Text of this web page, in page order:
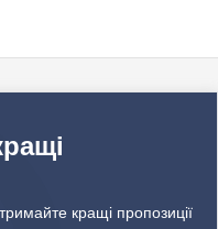
кращі пропозиції